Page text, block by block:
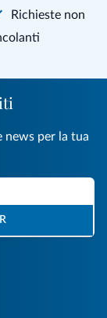
Richieste non
news per la tua